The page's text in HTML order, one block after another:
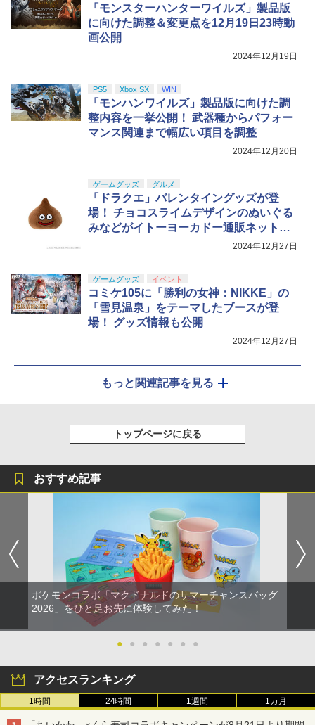
「モンスターハンターワイルズ」製品版
に向けた調整＆変更点を12月19日23時動
画公開
2024年12月19日
PS5 Xbox SX WIN
「モンハンワイルズ」製品版に向けた調
整内容を一挙公開！ 武器種からパフォー
マンス関連まで幅広い項目を調整
2024年12月20日
ゲームグッズ グルメ
「ドラクエ」バレンタイングッズが登
場！ チョコスライムデザインのぬいぐる
みなどがイトーヨーカドー通販ネットに
2024年12月27日
ゲームグッズ イベント
コミケ105に「勝利の女神：NIKKE」の
「雪見温泉」をテーマしたブースが登
場！ グッズ情報も公開
2024年12月27日
もっと関連記事を見る
トップページに戻る
おすすめ記事
ポケモンコラボ「マクドナルドのサマーチャンスバッグ
2026」をひと足お先に体験してみた！
● ● ● ● ● ● ●
アクセスランキング
1時間 24時間 1週間 1カ月